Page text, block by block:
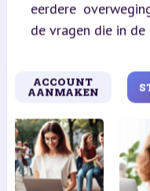
eerdere
de vragen die in
ACCOUNT
AANMAKEN